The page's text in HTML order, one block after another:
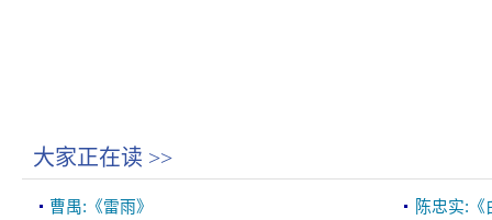
大家正在读 >>
曹禺:《雷雨》
陈忠实:《